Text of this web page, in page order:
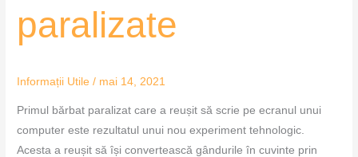
paralizate
Informații Utile / mai 14, 2021
Primul bărbat paralizat care a reușit să scrie pe ecranul unui
computer este rezultatul unui nou experiment tehnologic.
Acesta a reușit să își convertească gândurile în cuvinte prin